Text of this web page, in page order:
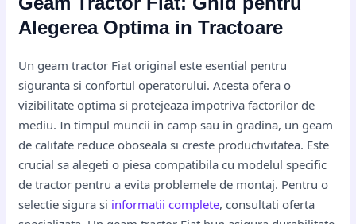
Alegerea Optima in Tractoare
Un geam tractor Fiat original este esential pentru
siguranta si confortul operatorului. Acesta ofera o
vizibilitate optima si protejeaza impotriva factorilor de
mediu. In timpul muncii in camp sau in gradina, un geam
de calitate reduce oboseala si creste productivitatea. Este
crucial sa alegeti o piesa compatibila cu modelul specific
de tractor pentru a evita problemele de montaj. Pentru o
selectie sigura si informatii complete, consultati oferta